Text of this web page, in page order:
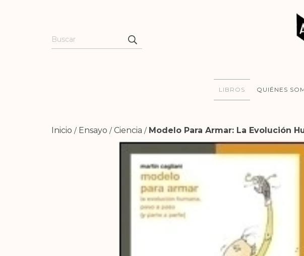
LIBROS QUIÉNES
Inicio / Ensayo / Ciencia / Modelo Para Armar: La Evolución